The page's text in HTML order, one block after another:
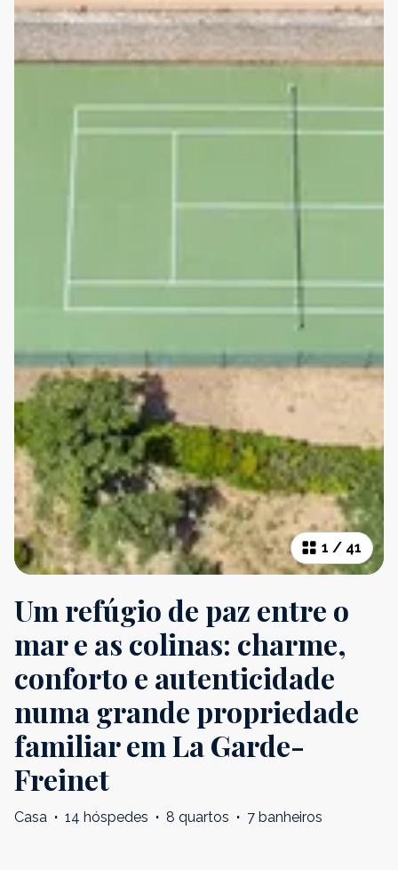
1 / 41
Um refúgio de paz entre o
mar e as colinas: charme,
conforto e autenticidade
numa grande propriedade
familiar em La Garde-
Freinet
Casa · 14 hóspedes · 8 quartos · 7 banheiros